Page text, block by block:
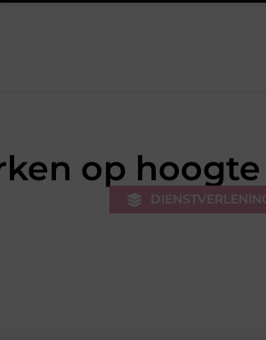
de stukadoor makkelijker maakt
op